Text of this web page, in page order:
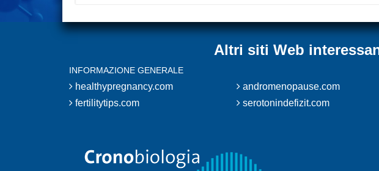
Altri siti Web
INFORMAZIONE GENERALE
healthypregnancy.com
fertilitytips.com
andromenopause.com
serotonindefizit.com